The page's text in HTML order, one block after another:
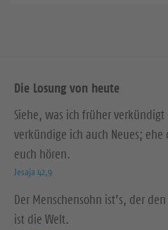
Die Losung von heute
Siehe, was ich früher
verkündige ich auch Neues; ehe
euch hören.
Jesaja 42,9
Der Menschensohn ist’s, der
ist die Welt.